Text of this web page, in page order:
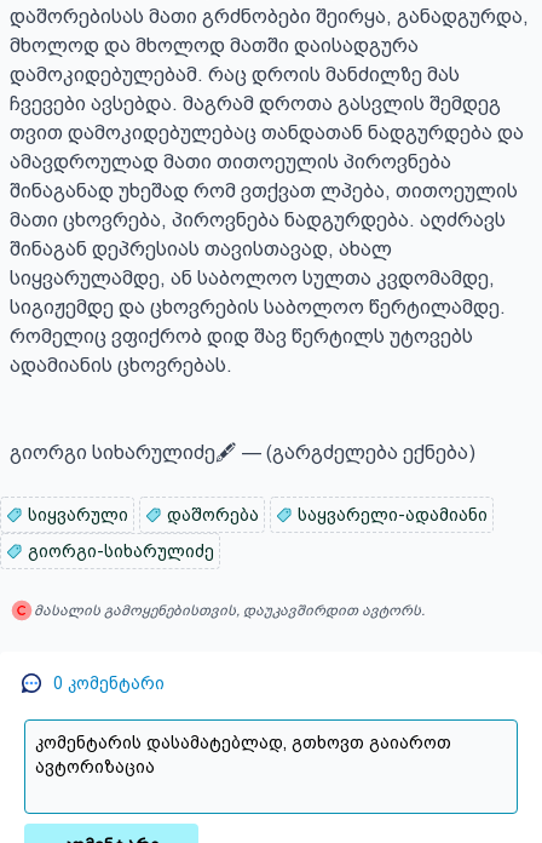
დაშორებისას მათი გრძნობები შეირყა, განადგურდა,
მხოლოდ და მხოლოდ მათში დაისადგურა
დამოკიდებულებამ. რაც დროის მანძილზე მას
ჩვევები ავსებდა. მაგრამ დროთა გასვლის შემდეგ
თვით დამოკიდებულებაც თანდათან ნადგურდება და
ამავდროულად მათი თითოეულის პიროვნება
შინაგანად უხეშად რომ ვთქვათ ლპება, თითოეულის
მათი ცხოვრება, პიროვნება ნადგურდება. აღძრავს
შინაგან დეპრესიას თავისთავად, ახალ
სიყვარულამდე, ან საბოლოო სულთა კვდომამდე,
სიგიჟემდე და ცხოვრების საბოლოო წერტილამდე.
რომელიც ვფიქრობ დიდ შავ წერტილს უტოვებს
ადამიანის ცხოვრებას.
გიორგი სიხარულიძე🖋 — (გარგძელება ექნება)
სიყვარული დაშორება
საყვარელი-ადამიანი
გიორგი-სიხარულიძე
მასალის გამოყენებისთვის, დაუკავშირდით ავტორს.
0 კომენტარი